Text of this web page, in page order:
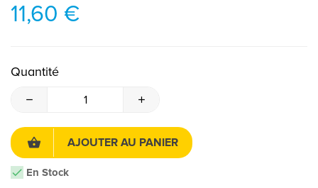
11,60 €
Quantité
AJOUTER AU PANIER
En Stock